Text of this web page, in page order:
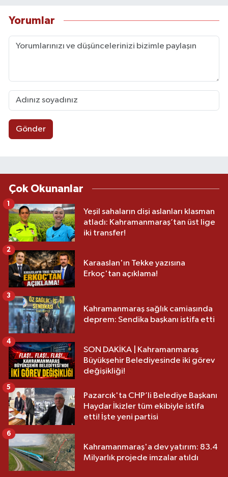
Yorumlar
Gönder
Çok Okunanlar
Yeşil sahaların dişi aslanları klasman
atladı: Kahramanmaraş’tan üst lige
iki transfer!
1
Karaaslan'ın Tekke yazısına
Erkoç'tan açıklama!
2
Kahramanmaraş sağlık camiasında
deprem: Sendika başkanı istifa etti
3
SON DAKİKA | Kahramanmaraş
Büyükşehir Belediyesinde iki görev
değişikliği!
4
Pazarcık'ta CHP’li Belediye Başkanı
Haydar İkizler tüm ekibiyle istifa
etti! İşte yeni partisi
5
Kahramanmaraş'a dev yatırım: 83.4
Milyarlık projede imzalar atıldı
6